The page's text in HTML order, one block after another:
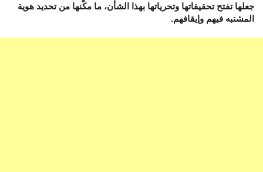
جعلها تفتح تحقيقاتها وتحرياتها بهذا الشأن، ما مكّنها من تحديد هوية
المشتبه فيهم وإيقافهم.